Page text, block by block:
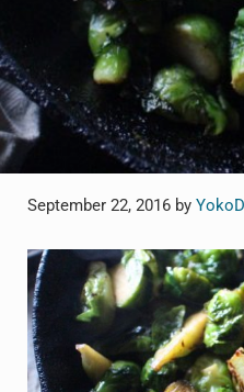
September 22, 2016 by